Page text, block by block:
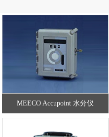
MEECO Accupoint 水分仪